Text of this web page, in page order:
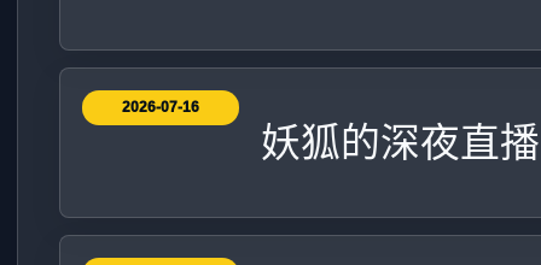
2026-07-16
妖狐的深夜直